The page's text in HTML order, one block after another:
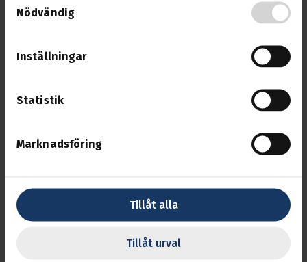
Nödvändig
Inställningar
Statistik
Marknadsföring
Tillåt alla
Tillåt urval